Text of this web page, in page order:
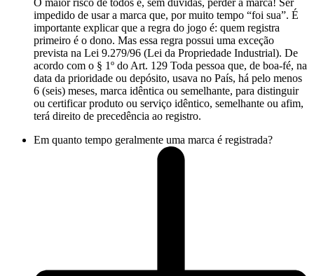
O maior risco de todos é, sem dúvidas, perder a marca! Ser
impedido de usar a marca que, por muito tempo “foi sua”. É
importante explicar que a regra do jogo é: quem registra
primeiro é o dono. Mas essa regra possui uma exceção
prevista na Lei 9.279/96 (Lei da Propriedade Industrial). De
acordo com o § 1º do Art. 129 Toda pessoa que, de boa-fé, na
data da prioridade ou depósito, usava no País, há pelo menos
6 (seis) meses, marca idêntica ou semelhante, para distinguir
ou certificar produto ou serviço idêntico, semelhante ou afim,
terá direito de precedência ao registro.
Em quanto tempo geralmente uma marca é registrada?